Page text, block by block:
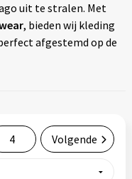
uit te stralen. Met
, bieden wij kleding
afgestemd op de
4 Volgende